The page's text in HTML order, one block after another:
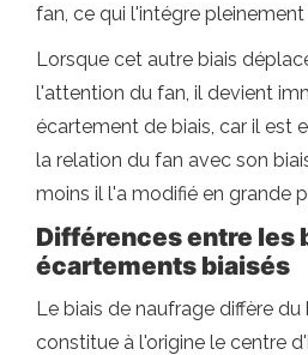
fan, ce qui l'intégre
Lorsque cet autre biais
l'attention du fan, il devient
écartement de biais, car il est
la relation du fan avec son
moins il l'a modifié en grande
Différences entre les
écartements biaisés
Le biais de naufrage diffère du
constitue à l'origine le centre